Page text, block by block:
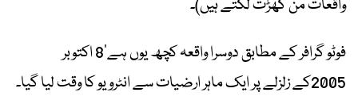
واقعات من گھڑت لگتے ہیں)۔
فوٹو گرافر کے مطابق دوسرا واقعہ کچھ یوں ہے’8 اکتوبر
2005کے زلزلے پر ایک ماہر ارضیات سے انٹرویو کا وقت لیا گیا۔